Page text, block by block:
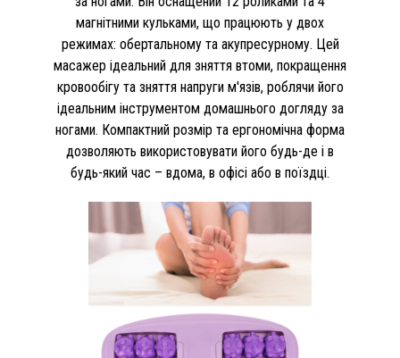
магнітними кульками, що працюють у двох
режимах: обертальному та акупресурному. Цей
масажер ідеальний для зняття втоми, покращення
кровообігу та зняття напруги м'язів, роблячи його
ідеальним інструментом домашнього догляду за
ногами. Компактний розмір та ергономічна форма
дозволяють використовувати його будь-де і в
будь-який час – вдома, в офісі або в поїздці.